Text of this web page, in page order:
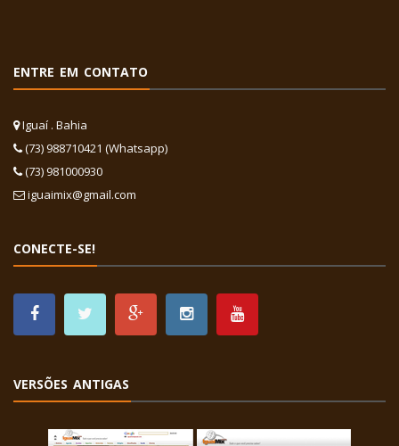
ENTRE EM CONTATO
Iguaí . Bahia
(73) 988710421 (Whatsapp)
(73) 981000930
iguaimix@gmail.com
CONECTE-SE!
VERSÕES ANTIGAS